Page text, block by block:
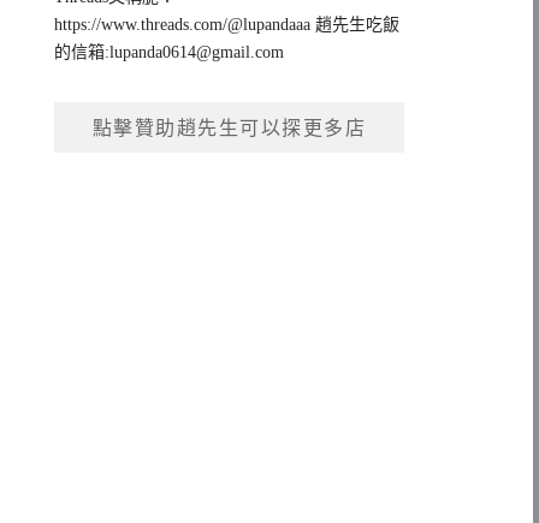
https://www.threads.com/@lupandaaa 趙先生吃飯
的信箱:lupanda0614@gmail.com
點擊贊助趙先生可以探更多店